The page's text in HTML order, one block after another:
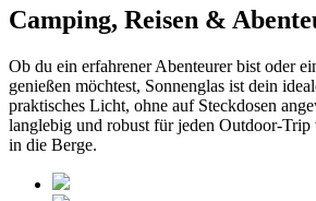
Camping, Reisen &
Ob du ein erfahrener Abenteurer bist oder
genießen möchtest, Sonnenglas ist dein
praktisches Licht, ohne auf Steckdosen
langlebig und robust für jeden Outdoor-Trip
in die Berge.